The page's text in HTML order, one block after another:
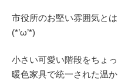
市役所のお堅い雰囲気と
(*’ω’*)
小さい可愛い階段をちょ
暖色家具で統一された温